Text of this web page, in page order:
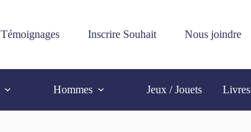
Témoignages Inscrire Souhait Nous joindre
Hommes Jeux / Jouets Livres